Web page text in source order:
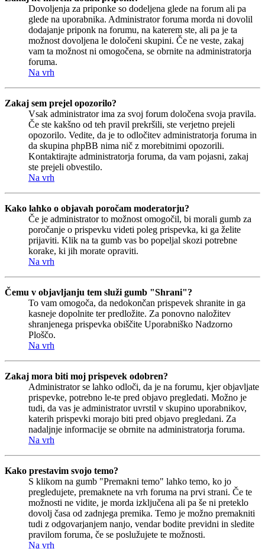
Dovoljenja za priponke so dodeljena glede na forum ali pa
glede na uporabnika. Administrator foruma morda ni dovolil
dodajanje priponk na forumu, na katerem ste, ali pa je ta
možnost dovoljena le določeni skupini. Če ne veste, zakaj
vam ta možnost ni omogočena, se obrnite na administratorja
foruma.
Na vrh
Zakaj sem prejel opozorilo?
Vsak administrator ima za svoj forum določena svoja pravila.
Če ste kakšno od teh pravil prekršili, ste verjetno prejeli
opozorilo. Vedite, da je to odločitev administratorja foruma in
da skupina phpBB nima nič z morebitnimi opozorili.
Kontaktirajte administratorja foruma, da vam pojasni, zakaj
ste prejeli obvestilo.
Na vrh
Kako lahko o objavah poročam moderatorju?
Če je administrator to možnost omogočil, bi morali gumb za
poročanje o prispevku videti poleg prispevka, ki ga želite
prijaviti. Klik na ta gumb vas bo popeljal skozi potrebne
korake, ki jih morate opraviti.
Na vrh
Čemu v objavljanju tem služi gumb "Shrani"?
To vam omogoča, da nedokončan prispevek shranite in ga
kasneje dopolnite ter predložite. Za ponovno naložitev
shranjenega prispevka obiščite Uporabniško Nadzorno
Ploščo.
Na vrh
Zakaj mora biti moj prispevek odobren?
Administrator se lahko odloči, da je na forumu, kjer objavljate
prispevke, potrebno le-te pred objavo pregledati. Možno je
tudi, da vas je administrator uvrstil v skupino uporabnikov,
katerih prispevki morajo biti pred objavo pregledani. Za
nadaljnje informacije se obrnite na administratorja foruma.
Na vrh
Kako prestavim svojo temo?
S klikom na gumb "Premakni temo" lahko temo, ko jo
pregledujete, premaknete na vrh foruma na prvi strani. Če te
možnosti ne vidite, je morda izključena ali pa še ni preteklo
dovolj časa od zadnjega premika. Temo je možno premakniti
tudi z odgovarjanjem nanjo, vendar bodite previdni in sledite
pravilom foruma, če se poslužujete te možnosti.
Na vrh